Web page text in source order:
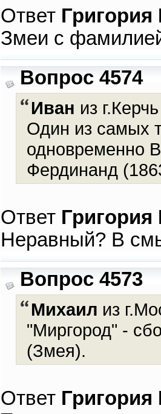
Ответ
Змеи с
Вопрос 4574
Иван из
Один из самых
одновременно
Фердинанд
Ответ
Неравный? В
Вопрос 4573
Михаил из
"Миргород" -
(Змея).
Ответ